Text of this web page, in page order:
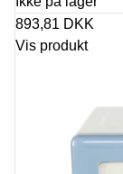
893,81 DKK
Vis produkt